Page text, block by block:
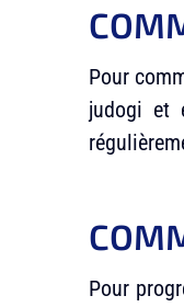
Pour
judogi et
Pour